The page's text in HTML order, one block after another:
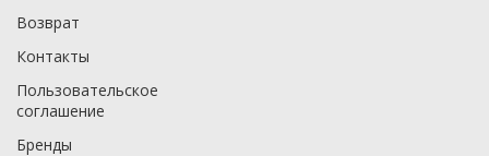
Возврат
Контакты
Пользовательское
соглашение
Бренды